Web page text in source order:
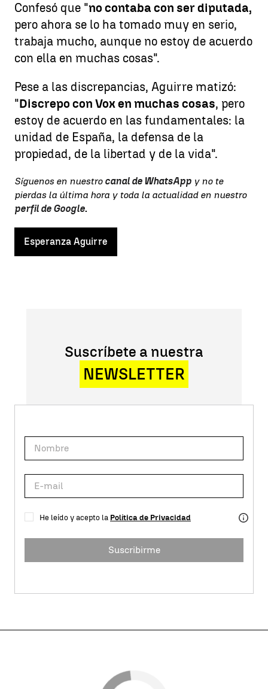
Confesó que "no contaba con ser diputada,
pero ahora se lo ha tomado muy en serio,
trabaja mucho, aunque no estoy de acuerdo
con ella en muchas cosas".
Pese a las discrepancias, Aguirre matizó:
"Discrepo con Vox en muchas cosas, pero
estoy de acuerdo en las fundamentales: la
unidad de España, la defensa de la
propiedad, de la libertad y de la vida".
Síguenos en nuestro canal de WhatsApp y no te
pierdas la última hora y toda la actualidad en nuestro
perfil de Google.
Esperanza Aguirre
Suscríbete a nuestra
NEWSLETTER
He leído y acepto la Política de Privacidad
Suscribirme